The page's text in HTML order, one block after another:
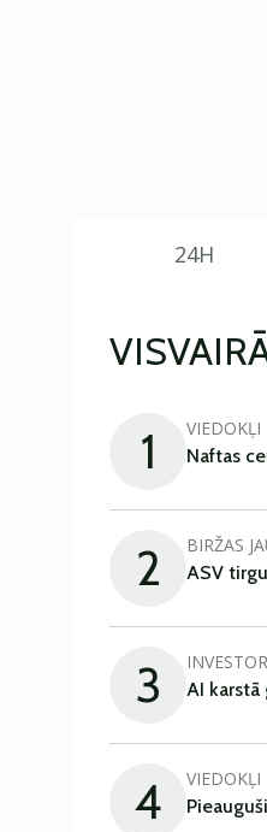
24H
1 VIEDOKĻI
Naftas
2 BIRŽAS
ASV
3
AI karstā
4 VIEDOKĻI